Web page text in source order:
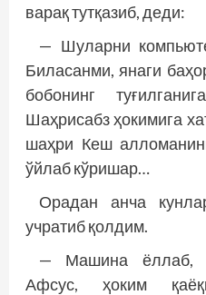
варақ тутқазиб, деди:
— Шуларни
Биласанми, янаги
бобонинг
Шаҳрисабз ҳокимига
шаҳри Кеш
ўйлаб кўришар…
Орадан анча
учратиб қолдим.
— Машина ёллаб,
Афсус, ҳоким